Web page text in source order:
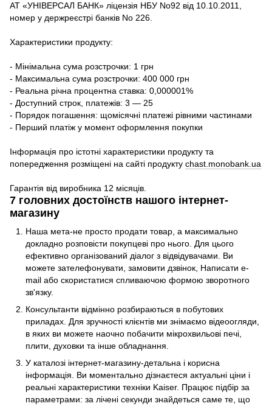
АТ «УНІВЕРСАЛ БАНК» ліцензія НБУ No92 від 10.10.2011,
номер у держреєстрі банків No 226.
Характеристики продукту:
- Мінімальна сума розстрочки: 1 грн
- Максимальна сума розстрочки: 400 000 грн
- Реальна річна процентна ставка: 0,000001%
- Доступний строк, платежів: 3 — 25
- Порядок погашення: щомісячні платежі рівними частинами
- Перший платіж у момент оформлення покупки
Інформація про істотні характеристики продукту та
попередження розміщені на сайті продукту chast.monobank.ua
Гарантія від виробника 12 місяців.
7 головних достоїнств нашого інтернет-
магазину
Наша мета-не просто продати товар, а максимально
докладно розповісти покупцеві про нього. Для цього
ефективно організований діалог з відвідувачами. Ви
можете зателефонувати, замовити дзвінок, Написати e-
mail або скористатися спливаючою формою зворотного
зв'язку.
Консультанти відмінно розбираються в побутових
приладах. Для зручності клієнтів ми знімаємо відеоогляди,
в яких ви можете наочно побачити мікрохвильові печі,
плити, духовки та інше обладнання.
У каталозі інтернет-магазину-детальна і корисна
інформація. Ви моментально дізнаєтеся актуальні ціни і
реальні характеристики техніки Kaiser. Працює підбір за
параметрами: за лічені секунди знайдеться саме те, що